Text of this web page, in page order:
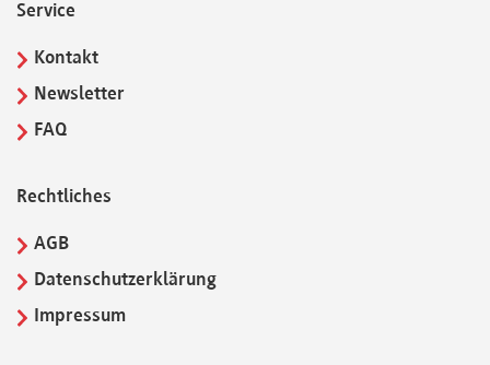
Service
Kontakt
Newsletter
FAQ
Rechtliches
AGB
Datenschutzerklärung
Impressum